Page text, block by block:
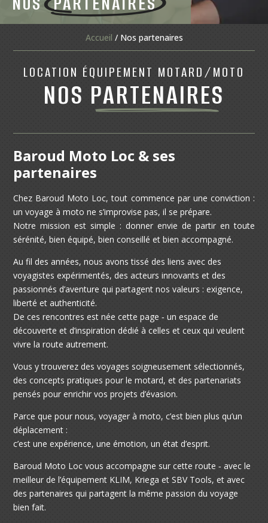
Accueil / Nos partenaires
LOCATION ÉQUIPEMENT MOTARD/MOTO
NOS PARTENAIRES
Baroud Moto Loc & ses
partenaires
Chez Baroud Moto Loc, tout commence par une conviction :
un voyage à moto ne s’improvise pas, il se prépare.
Notre mission est simple : donner envie de partir en toute
sérénité, bien équipé, bien conseillé et bien accompagné.
Au fil des années, nous avons tissé des liens avec des
voyagistes expérimentés, des acteurs innovants et des
passionnés d’aventure qui partagent nos valeurs : exigence,
liberté et authenticité.
De ces rencontres est née cette page ‐ un espace de
découverte et d’inspiration dédié à celles et ceux qui veulent
vivre la route autrement.
Vous y trouverez des voyages soigneusement sélectionnés,
des concepts pratiques pour le motard, et des partenariats
pensés pour enrichir vos projets d’évasion.
Parce que pour nous, voyager à moto, c’est bien plus qu’un
déplacement :
c’est une expérience, une émotion, un état d’esprit.
Baroud Moto Loc vous accompagne sur cette route ‐ avec le
meilleur de l’équipement KLIM, Kriega et SBV Tools, et avec
des partenaires qui partagent la même passion du voyage
bien fait.